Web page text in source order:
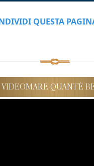
QUESTA
VIDEOMARE QUANT'È